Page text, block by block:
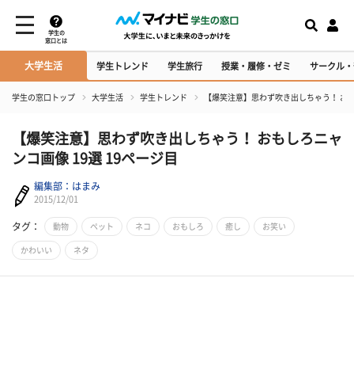
学生の
窓口とは
大学生活 学生トレンド 学生旅行 授業・履修・ゼミ サークル
学生の窓口トップ 大学生活 学生トレンド 【爆笑注意】思わず吹き出しちゃう！ お
【爆笑注意】思わず吹き出しちゃう！ おもしろニャ
ンコ画像 19選 19ページ目
編集部：はまみ
2015/12/01
タグ： 動物 ペット ネコ おもしろ 癒し お笑い
かわいい ネタ